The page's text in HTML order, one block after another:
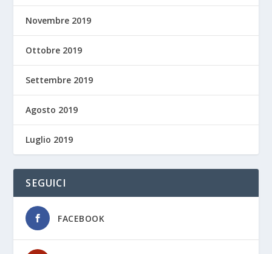
Novembre 2019
Ottobre 2019
Settembre 2019
Agosto 2019
Luglio 2019
SEGUICI
FACEBOOK